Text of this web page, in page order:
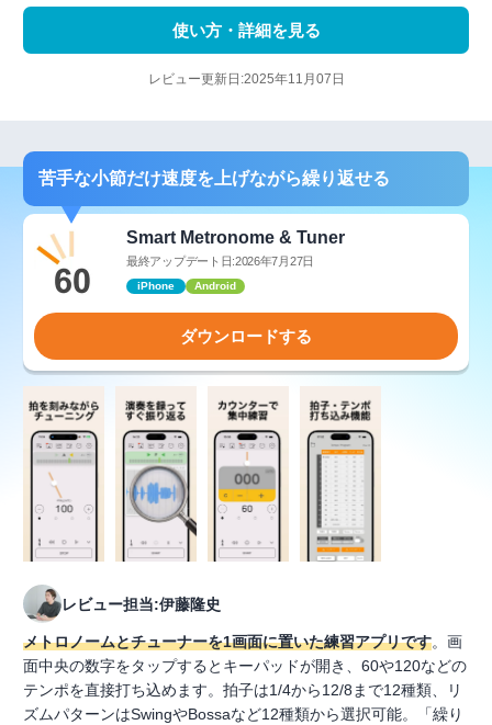
使い方・詳細を見る
レビュー更新日:2025年11月07日
苦手な小節だけ速度を上げながら繰り返せる
Smart Metronome & Tuner
最終アップデート日:2026年7月27日
iPhone Android
ダウンロードする
レビュー担当:伊藤隆史
メトロノームとチューナーを1画面に置いた練習アプリです。画
面中央の数字をタップするとキーパッドが開き、60や120などの
テンポを直接打ち込めます。拍子は1/4から12/8まで12種類、リ
ズムパターンはSwingやBossaなど12種類から選択可能。「繰り